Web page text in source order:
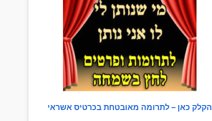
הקלק כאן – לתרומה מאובטחת בכרטיס אשראי